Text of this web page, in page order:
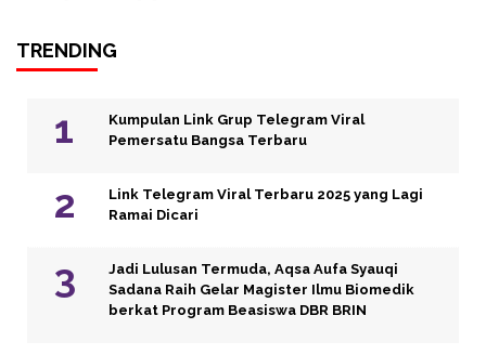
TRENDING
Kumpulan Link Grup Telegram Viral
Pemersatu Bangsa Terbaru
Link Telegram Viral Terbaru 2025 yang Lagi
Ramai Dicari
Jadi Lulusan Termuda, Aqsa Aufa Syauqi
Sadana Raih Gelar Magister Ilmu Biomedik
berkat Program Beasiswa DBR BRIN